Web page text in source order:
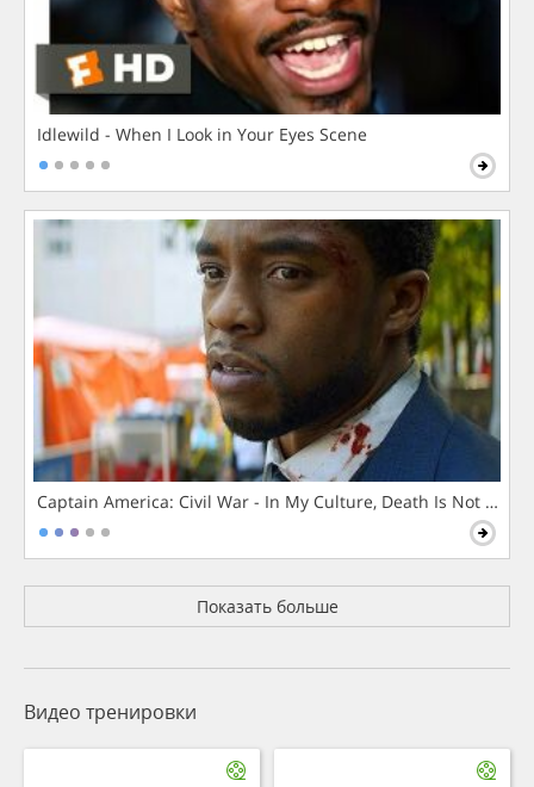
Idlewild - When I Look in Your Eyes Scene
Captain America: Civil War - In My Culture, Death Is Not The
Показать больше
Видео тренировки